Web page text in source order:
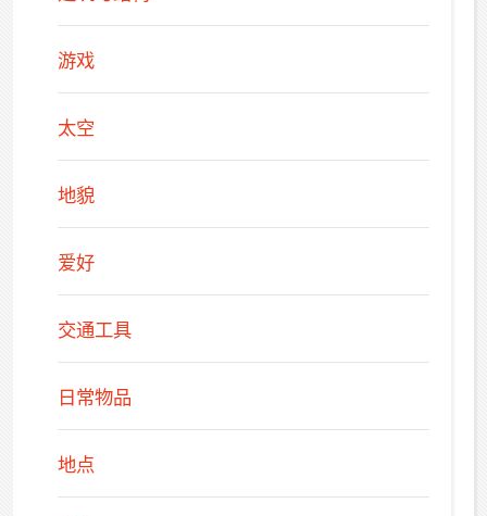
游戏
太空
地貌
爱好
交通工具
日常物品
地点